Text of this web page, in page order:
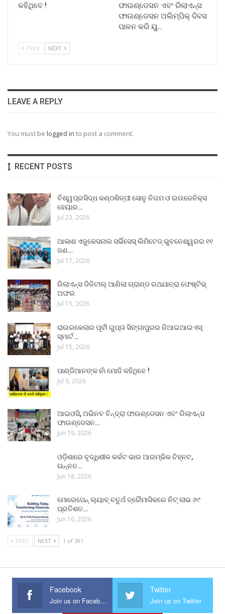
କହିଥିବେ !
ଫାଉଣ୍ଡେସନ ଏବଂ ରିଲାଏନ୍ସ
ଫାଉଣ୍ଡେସନ ଅଲିମ୍ପିକ୍ ଦିବସ
ପାଳନ କରି ୟୁ…
PREV NEXT
LEAVE A REPLY
You must be logged in to post a comment.
RECENT POSTS
ବିଶ୍ୱପ୍ରସିଦ୍ଧ କଣ୍ଠଶିଳ୍ପୀ ସୋନୁ ନିଗମ ଓ ଇଉଜେନିକ୍ସ
ହେୟାର…
Jul 23, 2026
ଆକାଶ ଏଜୁକେସନାଲ ସର୍ଭିସେସ୍ ଲିମିଟେଡ୍ ଭୁବନେଶ୍ୱରର ୧୧
ଜଣ…
Jul 17, 2026
ରିଲାଏନ୍ସ ଡିଜିଟାଲ୍ ଆଣିଲା ଗ୍ରାଣ୍ଡ ରଥଯାତ୍ରା ଫେଷ୍ଟିଭ୍
ଅଫର
Jul 15, 2026
ରାଉରକେଲାର ପୂର୍ବୀ ଗୁପ୍ତା ସିଙ୍ଗାପୁରର ଜିଆଇଆଇଏସ୍
ସ୍ମାର୍ଟ…
Jul 15, 2026
ପାଣ୍ଡିଆନଙ୍କ ନାଁ ମୋଦି କହିଥିବେ !
Jul 9, 2026
ଆଇଓସି, ଅଭିନବ ବିନ୍ଦ୍ରା ଫାଉଣ୍ଡେସନ ଏବଂ ରିଲାଏନ୍ସ
ଫାଉଣ୍ଡେସନ…
Jun 19, 2026
ଓଡ଼ିଶାରେ ବୃଦ୍ଧିଶୀଳ କର୍କଟ ଭାର ଆରମ୍ଭିକ ଚିହ୍ନଟ,
ଉନ୍ନତ…
Jun 18, 2026
ମୋରେପେନ୍ ଲ୍ୟାବ୍ ଚତୁର୍ଥ ତ୍ରୈମାସିକରେ ନିଟ୍ ଲାଭ ୬୯
ପ୍ରତିଶତ…
Jun 16, 2026
PREV NEXT 1 of 381
Facebook
Join us on Facebook
Twitter
Join us on Twitter